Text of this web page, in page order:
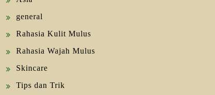
general
Rahasia Kulit Mulus
Rahasia Wajah Mulus
Skincare
Tips dan Trik